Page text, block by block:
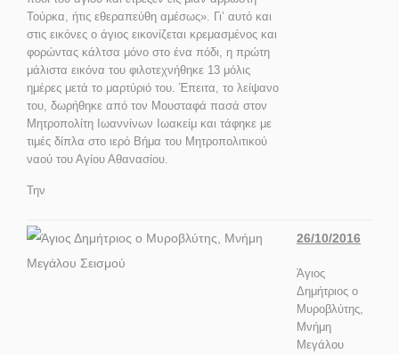
Τούρκα, ήτις εθεραπεύθη αμέσως». Γι’ αυτό και
στις εικόνες ο άγιος εικονίζεται κρεμασμένος και
φορώντας κάλτσα μόνο στο ένα πόδι, η πρώτη
μάλιστα εικόνα του φιλοτεχνήθηκε 13 μόλις
ημέρες μετά το μαρτύριό του. Έπειτα, το λείψανο
του, δωρήθηκε από τον Μουσταφά πασά στον
Μητροπολίτη Ιωαννίνων Ιωακείμ και τάφηκε με
τιμές δίπλα στο ιερό Βήμα του Μητροπολιτικού
ναού του Αγίου Αθανασίου.
Την
26/10/2016
Άγιος
Δημήτριος ο
Μυροβλύτης,
Μνήμη
Μεγάλου